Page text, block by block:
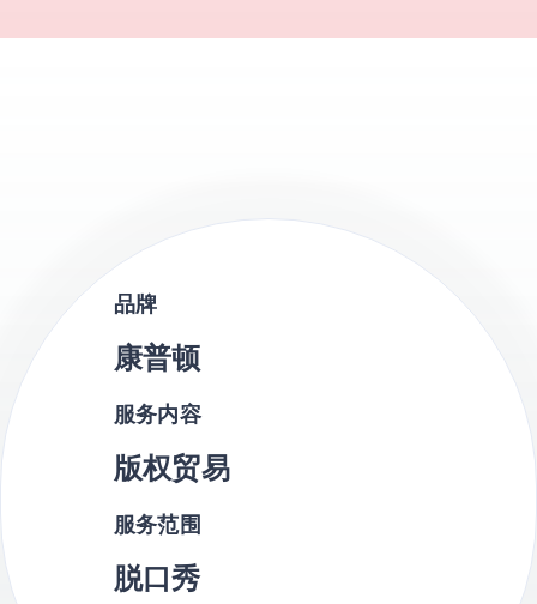
品牌
康普顿
服务内容
版权贸易
服务范围
脱口秀